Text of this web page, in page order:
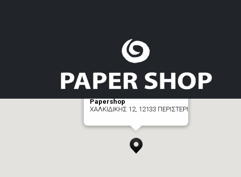
Papershop
ΧΑΛΚΙΔΙΚΗΣ 12, 12133 ΠΕΡΙΣΤΕΡΙ